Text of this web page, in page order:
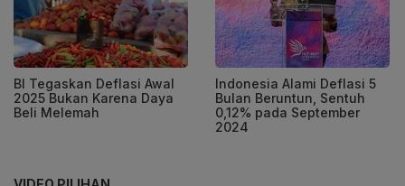
BI Tegaskan Deflasi Awal
2025 Bukan Karena Daya
Beli Melemah
Indonesia Alami Deflasi 5
Bulan Beruntun, Sentuh
0,12% pada September
2024